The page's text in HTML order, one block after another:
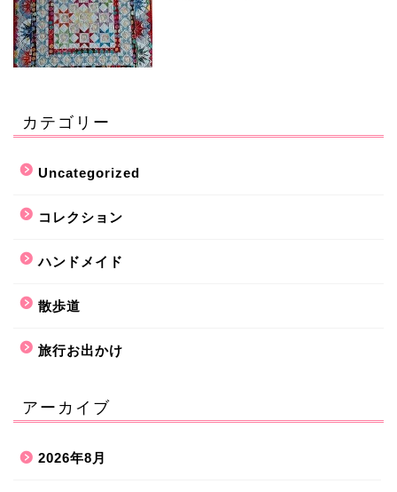
カテゴリー
Uncategorized
コレクション
ハンドメイド
散歩道
旅行お出かけ
アーカイブ
2026年8月